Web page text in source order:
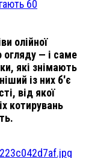
60
олійної
— і саме
які знімають
із них б'є
від якої
котирувань